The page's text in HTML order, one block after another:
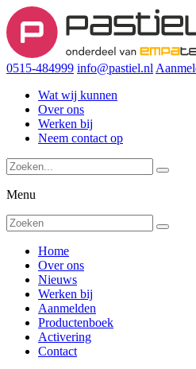
0515-484999 info@pastiel.nl
Wat wij kunnen
Over ons
Werken bij
Neem contact op
Menu
Home
Over ons
Nieuws
Werken bij
Aanmelden
Productenboek
Activering
Contact